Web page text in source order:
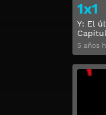
1x1
Y: El
5 años